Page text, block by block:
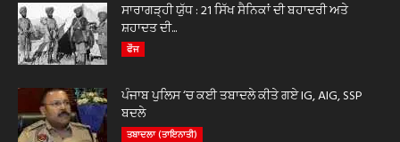
ਸਾਰਾਗੜ੍ਹੀ ਯੁੱਧ : 21 ਸਿੱਖ ਸੈਨਿਕਾਂ ਦੀ ਬਹਾਦਰੀ ਅਤੇ
ਸ਼ਹਾਦਤ ਦੀ...
ਫੌਜ
ਪੰਜਾਬ ਪੁਲਿਸ ‘ਚ ਕਈ ਤਬਾਦਲੇ ਕੀਤੇ ਗਏ IG, AIG, SSP
ਬਦਲੇ
ਤਬਾਦਲਾ (ਤਾਇਨਾਤੀ)